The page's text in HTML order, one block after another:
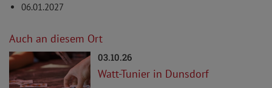
06.01.2027
Auch an diesem Ort
03.10.26
Watt-Tunier in Dunsdorf